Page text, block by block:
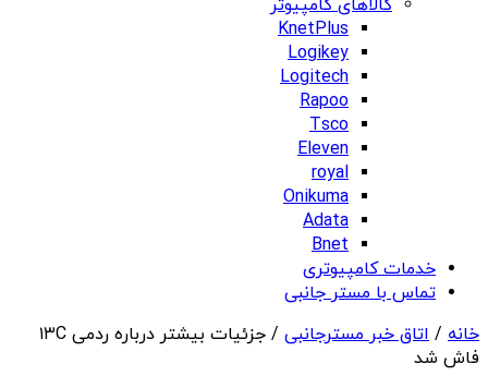
کالاهای کامپیوتر
KnetPlus
Logikey
Logitech
Rapoo
Tsco
Eleven
royal
Onikuma
Adata
Bnet
خدمات کامپیوتری
تماس با مستر جانبی
خانه / اتاق خبر مسترجانبی
/ جزئیات بیشتر درباره ردمی ۱۳C
فاش شد